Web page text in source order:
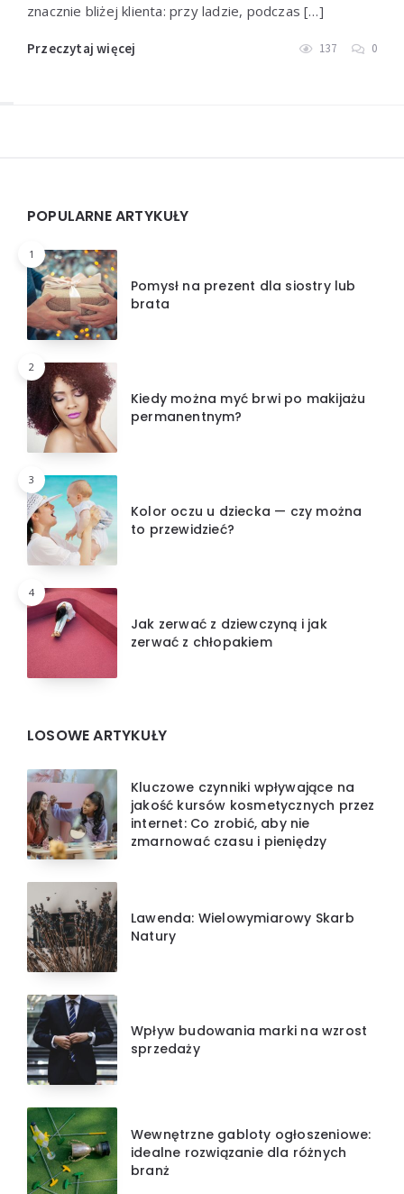
znacznie bliżej klienta: przy ladzie, podczas […]
Przeczytaj więcej 137 0
POPULARNE ARTYKUŁY
1
Pomysł na prezent dla siostry lub
brata
2
Kiedy można myć brwi po makijażu
permanentnym?
3
Kolor oczu u dziecka — czy można
to przewidzieć?
4
Jak zerwać z dziewczyną i jak
zerwać z chłopakiem
LOSOWE ARTYKUŁY
Kluczowe czynniki wpływające na
jakość kursów kosmetycznych przez
internet: Co zrobić, aby nie
zmarnować czasu i pieniędzy
Lawenda: Wielowymiarowy Skarb
Natury
Wpływ budowania marki na wzrost
sprzedaży
Wewnętrzne gabloty ogłoszeniowe:
idealne rozwiązanie dla różnych
branż